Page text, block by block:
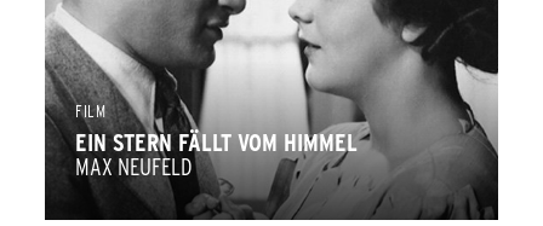
FILM
EIN STERN FÄLLT VOM HIMMEL
MAX NEUFELD